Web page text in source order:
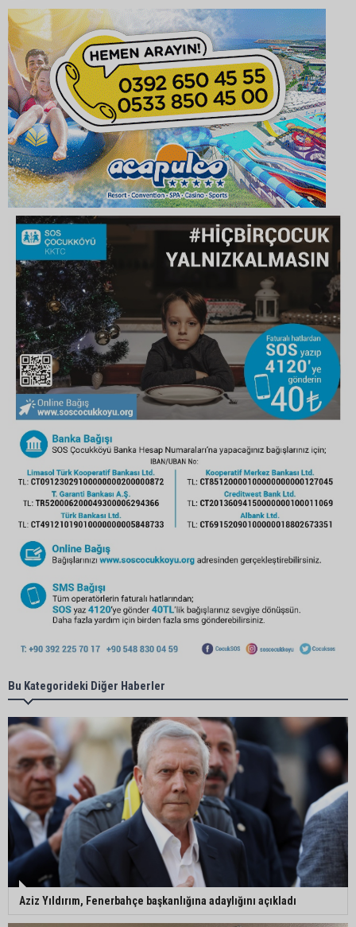
Bu Kategorideki Diğer Haberler
Aziz Yıldırım, Fenerbahçe başkanlığına adaylığını açıkladı